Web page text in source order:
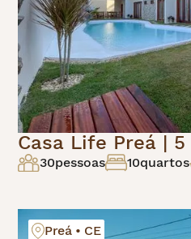
Casa Life Preá | 5
30pessoas 10quartos
Preá • CE